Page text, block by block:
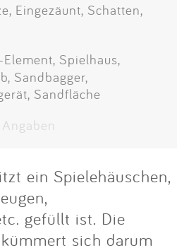
Eingezäunt, Schatten,
Spielhaus,
Sandbagger,
Sandfläche
ein Spielehäuschen,
gefüllt ist. Die
sich darum